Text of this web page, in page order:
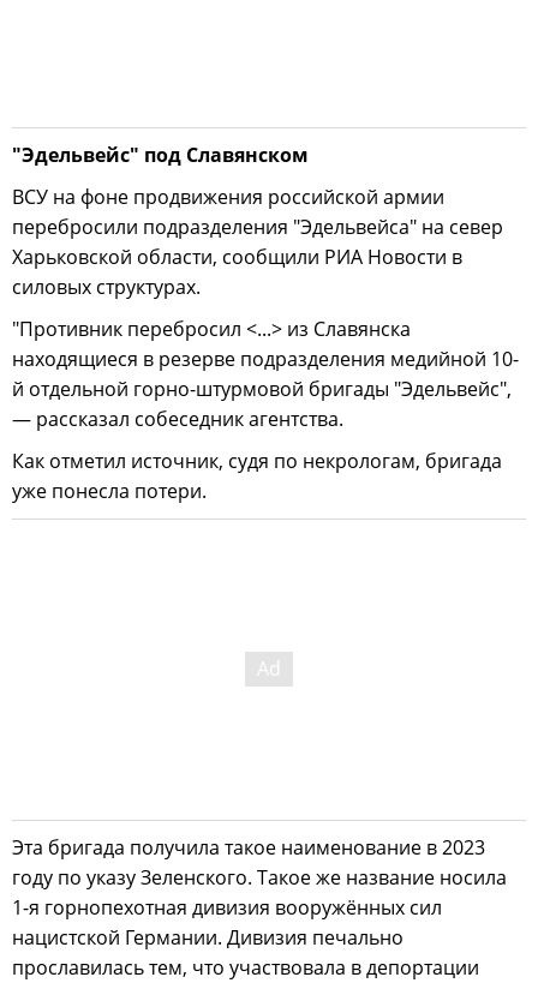
"Эдельвейс" под Славянском
ВСУ на фоне продвижения российской армии
перебросили подразделения "Эдельвейса" на север
Харьковской области, сообщили РИА Новости в
силовых структурах.
"Противник перебросил <...> из Славянска
находящиеся в резерве подразделения медийной 10-
й отдельной горно-штурмовой бригады "Эдельвейс",
— рассказал собеседник агентства.
Как отметил источник, судя по некрологам, бригада
уже понесла потери.
Эта бригада получила такое наименование в 2023
году по указу Зеленского. Такое же название носила
1-я горнопехотная дивизия вооружённых сил
нацистской Германии. Дивизия печально
прославилась тем, что участвовала в депортации